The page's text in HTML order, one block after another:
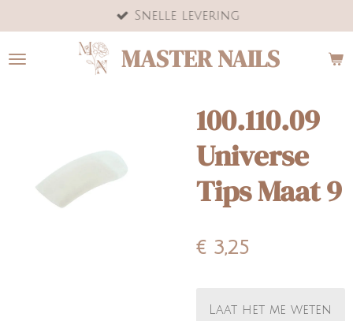
direct
naar
MASTER NAILS
Snelle levering
100.110.09
Universe
Tips Maat 9
€ 3,25
Laat het me weten